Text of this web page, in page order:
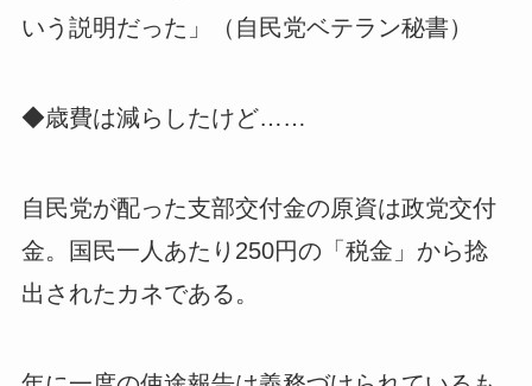
いう説明だった」（自民党ベテラン秘書）
◆歳費は減らしたけど……
自民党が配った支部交付金の原資は政党交付
金。国民一人あたり250円の「税金」から捻
出されたカネである。